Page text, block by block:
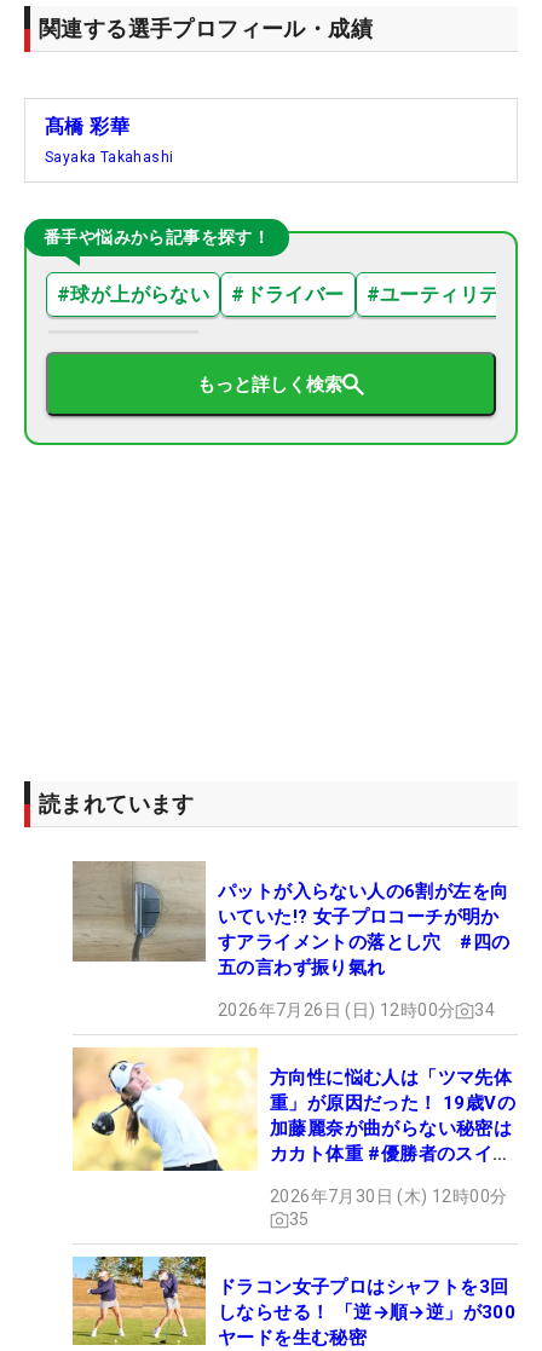
関連する選手プロフィール・成績
髙橋 彩華
Sayaka Takahashi
番手や悩みから記事を探す！
#球が上がらない # ドライバー #ユーティリティ
もっと詳しく検索
読まれています
パットが入らない人の6割が左を向
いていた!? 女子プロコーチが明か
すアライメントの落とし穴 #四の
五の言わず振り氣れ
2026年7月26日 (日) 12時00分 34
方向性に悩む人は「ツマ先体
重」が原因だった！ 19歳Vの
加藤麗奈が曲がらない秘密は
カカト体重 #優勝者のスイン
2026年7月30日 (木) 12時00分
35
ドラコン女子プロはシャフトを3回
しならせる！ 「逆→順→逆」が300
ヤードを生む秘密